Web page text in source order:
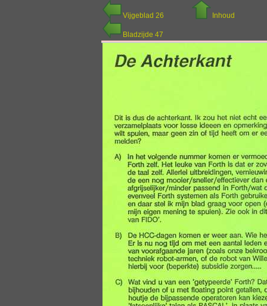
Vijgeblad 26 Inhoud
Bladzijde 47